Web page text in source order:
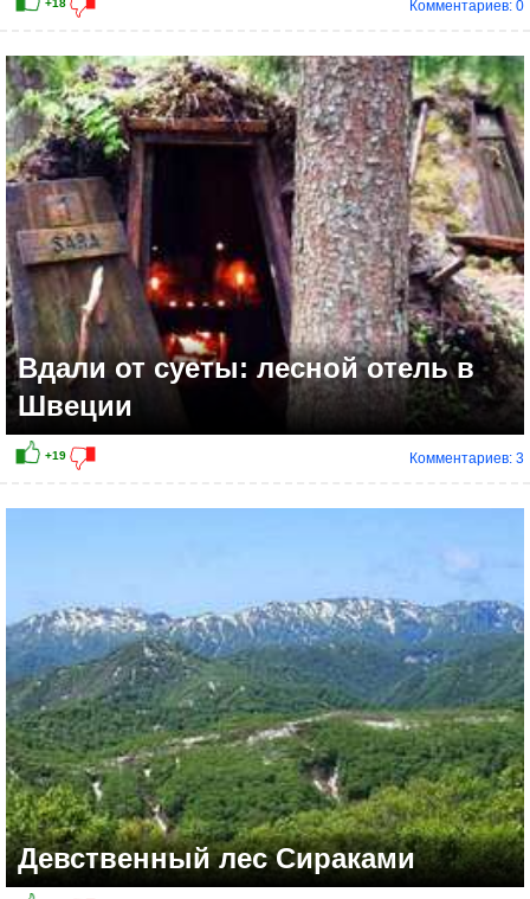
+28
Комментариев: 0
Вдали от суеты: лесной отель в
Швеции
Комментариев: 3
Девственный лес Сираками